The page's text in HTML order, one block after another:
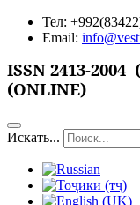
Тел:
Email:
ISSN 2413-2004
(ONLINE)
Искать...